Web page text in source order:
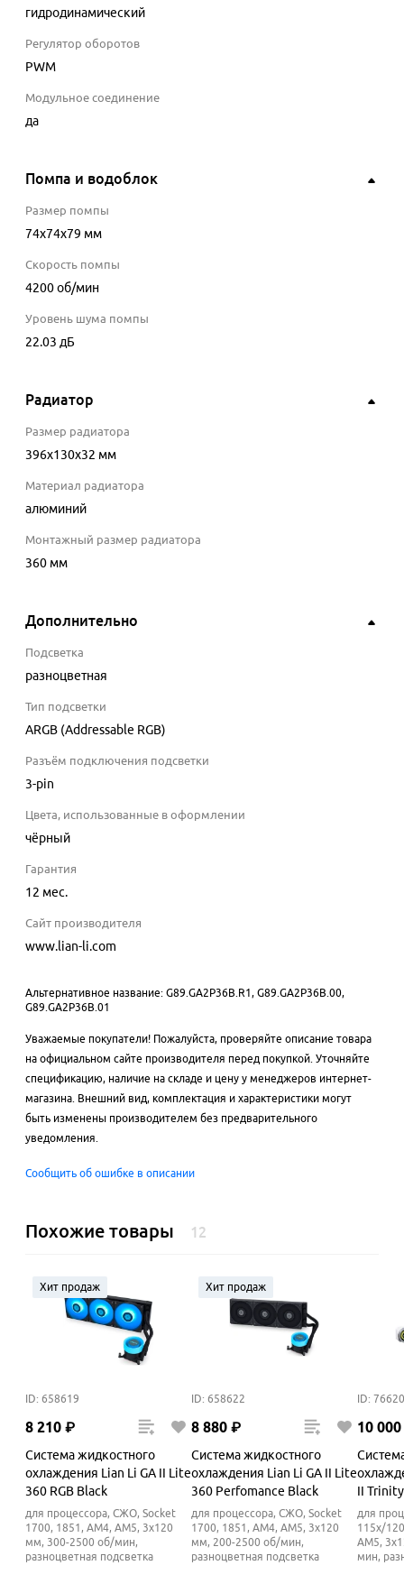
гидродинамический
Регулятор оборотов
PWM
Модульное соединение
да
Помпа и водоблок
Размер помпы
74x74х79 мм
Скорость помпы
4200об/мин
Уровень шума помпы
22.03 дБ
Радиатор
Размер радиатора
396х130х32 мм
Материал радиатора
алюминий
Монтажный размер радиатора
360 мм
Дополнительно
Подсветка
разноцветная
Тип подсветки
ARGB (Addressable RGB)
Разъём подключения подсветки
3-pin
Цвета, использованные в оформлении
чёрный
Гарантия
12 мес.
Сайт производителя
www.lian-li.com
Альтернативное название: G89.GA2P36B.R1, G89.GA2P36B.00,
G89.GA2P36B.01
Уважаемые покупатели! Пожалуйста, проверяйте описание товара
на официальном сайте производителя перед покупкой. Уточняйте
спецификацию, наличие на складе и цену у менеджеров интернет-
магазина. Внешний вид, комплектация и характеристики могут
быть изменены производителем без предварительного
уведомления.
Сообщить об ошибке в описании
Похожие товары 12
Хит продаж
ID: 658619
8 210 ₽
Система жидкостного
охлаждения Lian Li GA II Lite
360 RGB Black
для процессора, СЖО, Socket
1700, 1851, AM4, AM5, 3x120
мм, 300-2500 об/мин,
разноцветная подсветка
Хит продаж
ID: 658622
8 880 ₽
Система жидкостного
охлаждения Lian Li GA II Lite
360 Perfomance Black
для процессора, СЖО, Socket
1700, 1851, AM4, AM5, 3x120
мм, 200-2500 об/мин,
разноцветная подсветка
ID: 76620
10 000
II
White
для
115x/
AM5,
мин,